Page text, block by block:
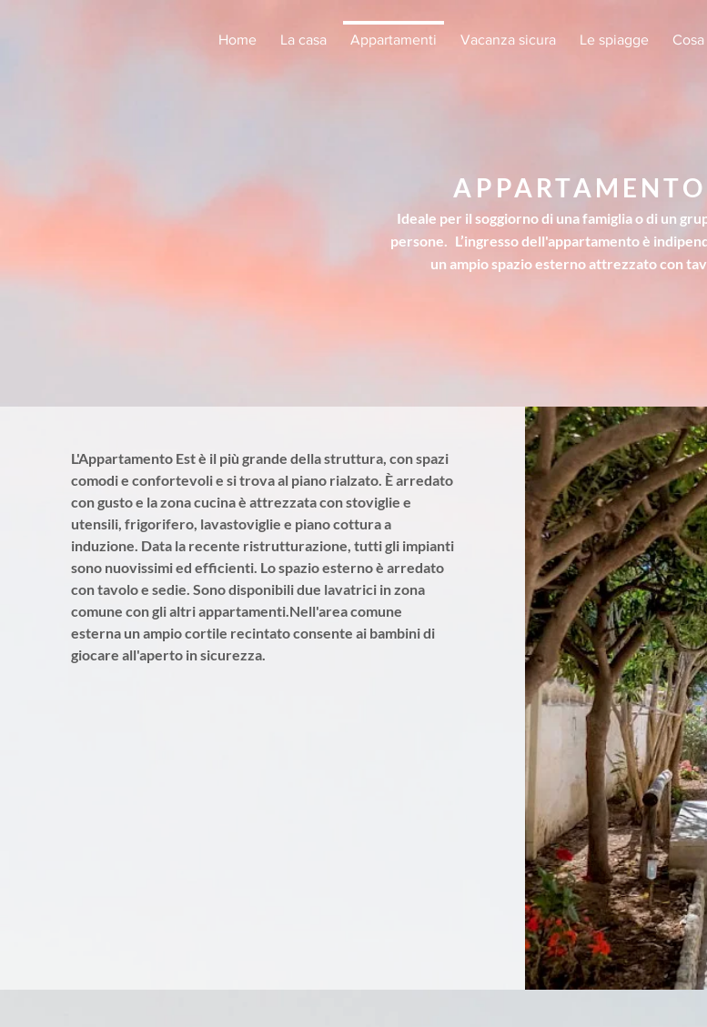
Home La casa Appartamenti Vacanza sicura Le spiagge
APPARTAMENTO
Ideale per il soggiorno di una famiglia o di un
persone. L’ingresso dell'appartamento è
un ampio spazio esterno attrezzato con
L'Appartamento Est è il più grande della struttura, con spazi
comodi e confortevoli e si trova al piano rialzato. È arredato
con gusto e la zona cucina è attrezzata con stoviglie e
utensili, frigorifero, lavastoviglie e piano cottura a
induzione. Data la recente ristrutturazione, tutti gli impianti
sono nuovissimi ed efficienti. Lo spazio esterno è arredato
con tavolo e sedie. Sono disponibili due lavatrici in zona
comune con gli altri appartamenti.Nell'area comune
esterna un ampio cortile recintato consente ai bambini di
giocare all'aperto in sicurezza.